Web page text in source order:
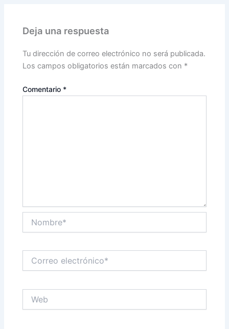
Deja una respuesta
Tu dirección de correo electrónico no será publicada.
Los campos obligatorios están marcados con *
Comentario *
electrónico*